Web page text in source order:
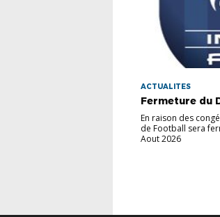
ACTUALITES
Fermeture du
En raison des
de Football sera
Aout 2026